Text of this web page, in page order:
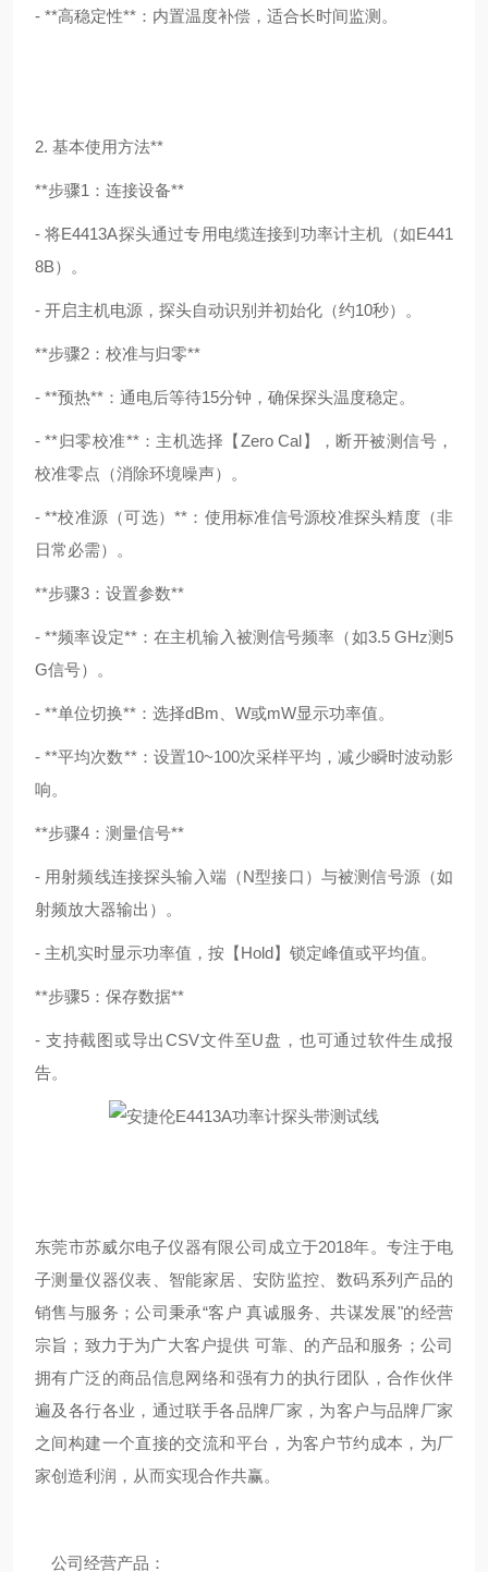
- **高稳定性**：内置温度补偿，适合长时间监测。
2. 基本使用方法**
**步骤1：连接设备**
- 将E4413A探头通过专用电缆连接到功率计主机（如E441
8B）。
- 开启主机电源，探头自动识别并初始化（约10秒）。
**步骤2：校准与归零**
- **预热**：通电后等待15分钟，确保探头温度稳定。
- **归零校准**：主机选择【Zero Cal】，断开被测信号，
校准零点（消除环境噪声）。
- **校准源（可选）**：使用标准信号源校准探头精度（非
日常必需）。
**步骤3：设置参数**
- **频率设定**：在主机输入被测信号频率（如3.5 GHz测5
G信号）。
- **单位切换**：选择dBm、W或mW显示功率值。
- **平均次数**：设置10~100次采样平均，减少瞬时波动影
响。
**步骤4：测量信号**
- 用射频线连接探头输入端（N型接口）与被测信号源（如
射频放大器输出）。
- 主机实时显示功率值，按【Hold】锁定峰值或平均值。
**步骤5：保存数据**
- 支持截图或导出CSV文件至U盘，也可通过软件生成报
告。
东莞市苏威尔电子仪器有限公司成立于2018年。专注于电
子测量仪器仪表、智能家居、安防监控、数码系列产品的
销售与服务；公司秉承“客户 真诚服务、共谋发展"的经营
宗旨；致力于为广大客户提供 可靠、的产品和服务；公司
拥有广泛的商品信息网络和强有力的执行团队，合作伙伴
遍及各行各业，通过联手各品牌厂家，为客户与品牌厂家
之间构建一个直接的交流和平台，为客户节约成本，为厂
家创造利润，从而实现合作共赢。
公司经营产品：